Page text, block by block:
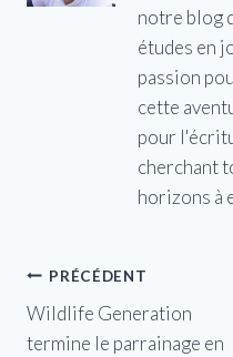
notre blog
études en
passion
cette
pour
cherchant
horizons à
Navigation
de
PRÉCÉDENT
Wildlife Generation
termine le parrainage en